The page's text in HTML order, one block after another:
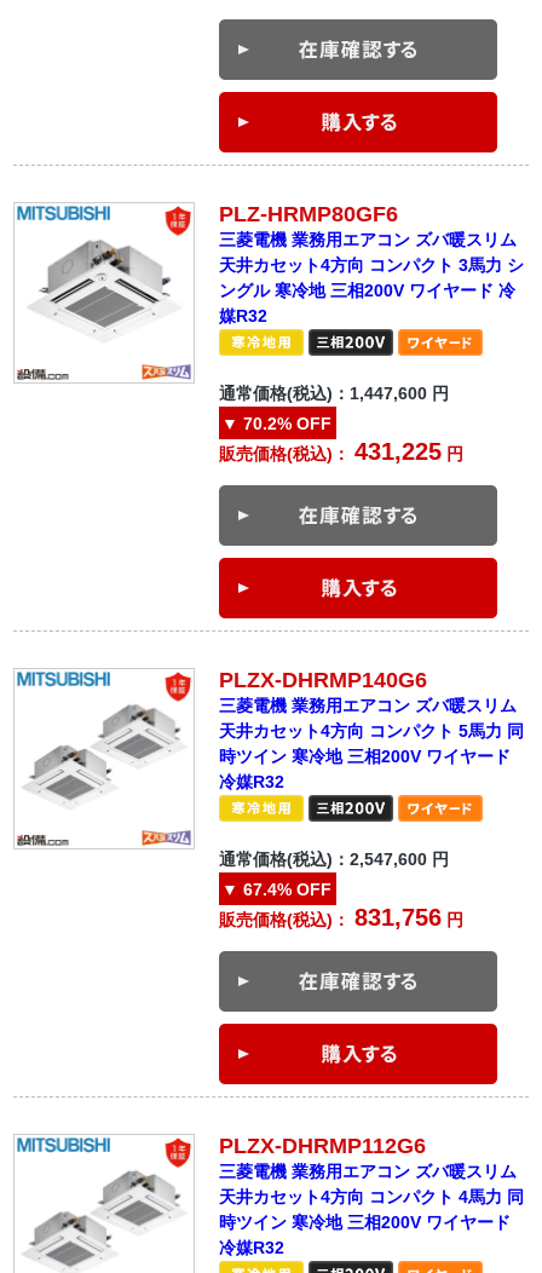
PLZ-HRMP80GF6
三菱電機 業務用エアコン ズバ暖スリム
天井カセット4方向 コンパクト 3馬力 シ
ングル 寒冷地 三相200V ワイヤード 冷
媒R32
通常価格(税込)： 1,447,600 円
▼ 70.2% OFF
販売価格(税込)：431,225 円
PLZX-DHRMP140G6
三菱電機 業務用エアコン ズバ暖スリム
天井カセット4方向 コンパクト 5馬力 同
時ツイン 寒冷地 三相200V ワイヤード
冷媒R32
通常価格(税込)：2,547,600 円
▼ 67.4% OFF
販売価格(税込)：831,756 円
PLZX-DHRMP112G6
三菱電機 業務用エアコン ズバ暖スリム
天井カセット4方向 コンパクト 4馬力 同
時ツイン 寒冷地 三相200V ワイヤード
冷媒R32